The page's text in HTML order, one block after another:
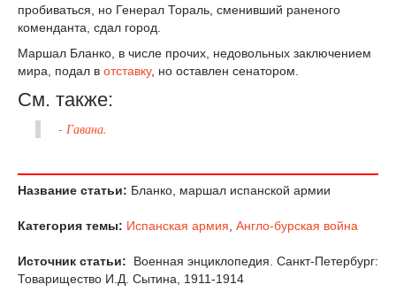
пробиваться, но Генерал Тораль, сменивший раненого
коменданта, сдал город.
Маршал Бланко, в числе прочих, недовольных заключением
мира, подал в отставку, но оставлен сенатором.
См. также:
- Гавана.
Название статьи: Бланко, маршал испанской армии
Категория темы: Испанская армия Англо-бурская война
Источник статьи:
Военная энциклопедия. Санкт-Петербург:
Товарищество И.Д. Сытина, 1911-1914